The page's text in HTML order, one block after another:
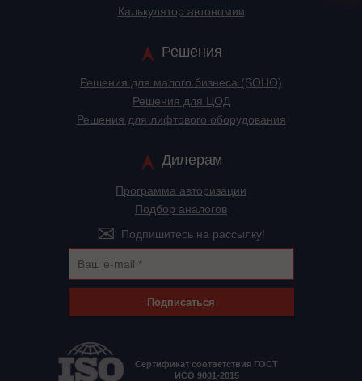
Калькулятор автономии
Решения
Решения для малого бизнеса (SOHO)
Решения для ЦОД
Решения для лифтового оборудования
Дилерам
Программа авторизации
Подбор аналогов
Подпишитесь на рассылку!
Подписаться
Сертификат соответствия ГОСТ
ИСО 9001-2015